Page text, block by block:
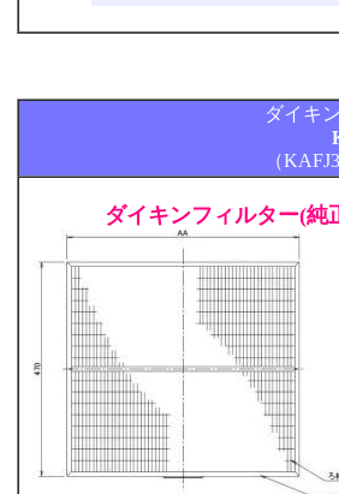
ダイキ
（
ダイキンフィルター(純